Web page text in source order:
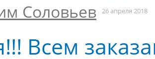
Соловьев 26 апреля 2018
Всем